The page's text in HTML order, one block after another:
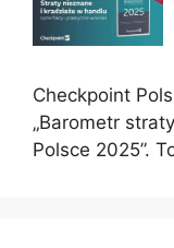
Checkpoint
„Barometr
Polsce 2025”.